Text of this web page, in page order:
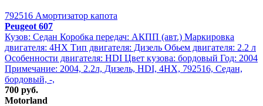
792516 Амортизатор капота
Peugeot 607
Кузов: Седан Коробка передач: АКПП (авт.) Маркировка
двигателя: 4HX Тип двигателя: Дизель Обьем двигателя: 2.2 л
Особенности двигателя: HDI Цвет кузова: бордовый Год: 2004
Примечание: 2004, 2.2л, Дизель, HDI, 4HX, 792516, Седан,
бордовый, -,
700 руб.
Motorland